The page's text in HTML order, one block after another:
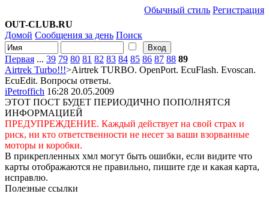
Обычный стиль Регистрация
OUT-CLUB.RU
Домой Сообщения за день Поиск
Первая ... 39 79 80 81 82 83 84 85 86 87 88 89
Airtrek Turbo!!!>Airtrek TURBO. OpenPort. EcuFlash. Evoscan.
EcuEdit. Вопросы ответы.
iPetroffich 16:28 20.05.2009
ЭТОТ ПОСТ БУДЕТ ПЕРИОДИЧНО ПОПОЛНЯТСЯ
ИНФОРМАЦИЕЙ
ПРЕДУПРЕЖДЕНИЕ. Каждый действует на свой страх и
риск, ни кто ответственности не несет за ваши взорванные
моторы и коробки.
В прикрепленных хмл могут быть ошибки, если видите что
карты отображаются не правильно, пишите где и какая карта,
исправлю.
Полезные ссылки